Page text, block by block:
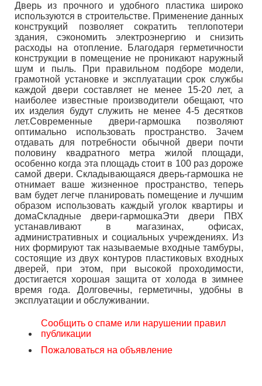
Дверь из прочного и удобного пластика широко
используются в строительстве. Применение данных
конструкций позволяет сократить теплопотери
здания, сэкономить электроэнергию и снизить
расходы на отопление. Благодаря герметичности
конструкции в помещение не проникают наружный
шум и пыль. При правильном подборе модели,
грамотной установке и эксплуатации срок службы
каждой двери составляет не менее 15-20 лет, а
наиболее известные производители обещают, что
их изделия будут служить не менее 4-5 десятков
лет.Современные двери-гармошка позволяют
оптимально использовать пространство. Зачем
отдавать для потребности обычной двери почти
половину квадратного метра жилой площади,
особенно когда эта площадь стоит в 100 раз дороже
самой двери. Складывающаяся дверь-гармошка не
отнимает ваше жизненное пространство, теперь
вам будет легче планировать помещение и лучшим
образом использовать каждый уголок квартиры и
домаСкладные двери-гармошкаЭти двери ПВХ
устанавливают в магазинах, офисах,
административных и социальных учреждениях. Из
них формируют так называемые входные тамбуры,
состоящие из двух контуров пластиковых входных
дверей, при этом, при высокой проходимости,
достигается хорошая защита от холода в зимнее
время года. Долговечны, герметичны, удобны в
эксплуатации и обслуживании.
Сообщить о спаме или нарушении правил
публикации
Пожаловаться на объявление